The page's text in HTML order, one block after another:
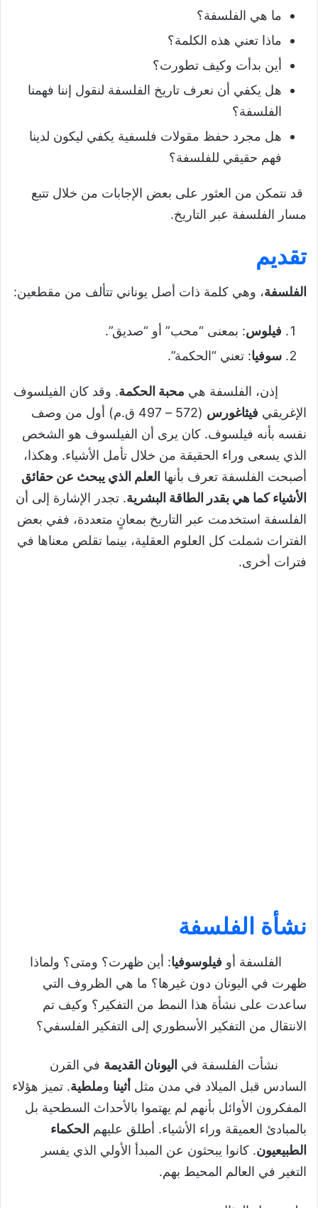
الانتقال من الأسطورة إلى الفلسفة
العوامل المساهمة في ظهور الفلسفة
خاتمة
تحميل درس نشأة الفلسفة
ما هي الفلسفة؟
ماذا تعني هذه الكلمة؟
أين بدأت وكيف تطورت؟
هل يكفي أن نعرف تاريخ الفلسفة لنقول إننا فهمنا
الفلسفة؟
هل مجرد حفظ مقولات فلسفية يكفي ليكون لدينا
فهم حقيقي للفلسفة؟
قد نتمكن من العثور على بعض الإجابات من خلال تتبع
مسار الفلسفة عبر التاريخ.
تقديم
الفلسفة، وهي كلمة ذات أصل يوناني تتألف من مقطعين:
فيلوس: بمعنى “محب” أو “صديق”.
سوفيا: تعني “الحكمة”.
إذن، الفلسفة هي محبة الحكمة. وقد كان الفيلسوف
الإغريقي فيثاغورس
(572 – 497 ق.م) أول من وصف
نفسه بأنه فيلسوف. كان يرى أن الفيلسوف هو الشخص
الذي يسعى وراء الحقيقة من خلال تأمل الأشياء. وهكذا،
أصبحت الفلسفة تعرف بأنها العلم الذي يبحث عن حقائق
الأشياء كما هي بقدر الطاقة البشرية. تجدر الإشارة إلى أن
الفلسفة استخدمت عبر التاريخ بمعانٍ متعددة، ففي بعض
الفترات شملت كل العلوم العقلية، بينما تقلص معناها في
فترات أخرى.
نشأة الفلسفة
الفلسفة أو فيلوسوفيا: أين ظهرت؟ ومتى؟ ولماذا
ظهرت في اليونان دون غيرها؟ ما هي الظروف التي
ساعدت على نشأة هذا النمط من التفكير؟ وكيف تم
الانتقال من التفكير الأسطوري إلى التفكير الفلسفي؟
نشأت الفلسفة في اليونان القديمة في القرن
السادس قبل الميلاد في مدن مثل أثينا وملطية. تميز هؤلاء
المفكرون الأوائل بأنهم لم يهتموا بالأحداث السطحية بل
بالمبادئ العميقة وراء الأشياء. أطلق عليهم الحكماء
الطبيعيون. كانوا يبحثون عن المبدأ الأولي الذي يفسر
التغير في العالم المحيط بهم.